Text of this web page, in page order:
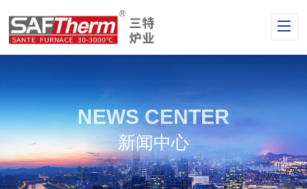
NEWS CENTER
新闻中心